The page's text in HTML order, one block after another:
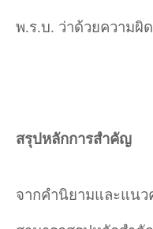
พ.ร.บ. ว่าด้วยความผิ
สรุปหลักการสำคัญ
จากคำนิยามและแน